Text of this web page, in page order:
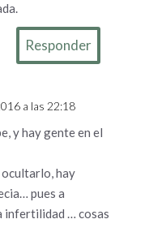
Responder
a las 22:18
y hay gente en el
ocultarlo, hay
pues a
infertilidad … cosas